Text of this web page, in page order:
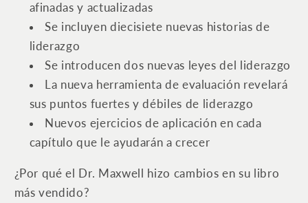
afinadas y actualizadas
Se incluyen diecisiete nuevas historias de
liderazgo
Se introducen dos nuevas leyes del liderazgo
La nueva herramienta de evaluación revelará
sus puntos fuertes y débiles de liderazgo
Nuevos ejercicios de aplicación en cada
capítulo que le ayudarán a crecer
¿Por qué el Dr. Maxwell hizo cambios en su libro
más vendido?